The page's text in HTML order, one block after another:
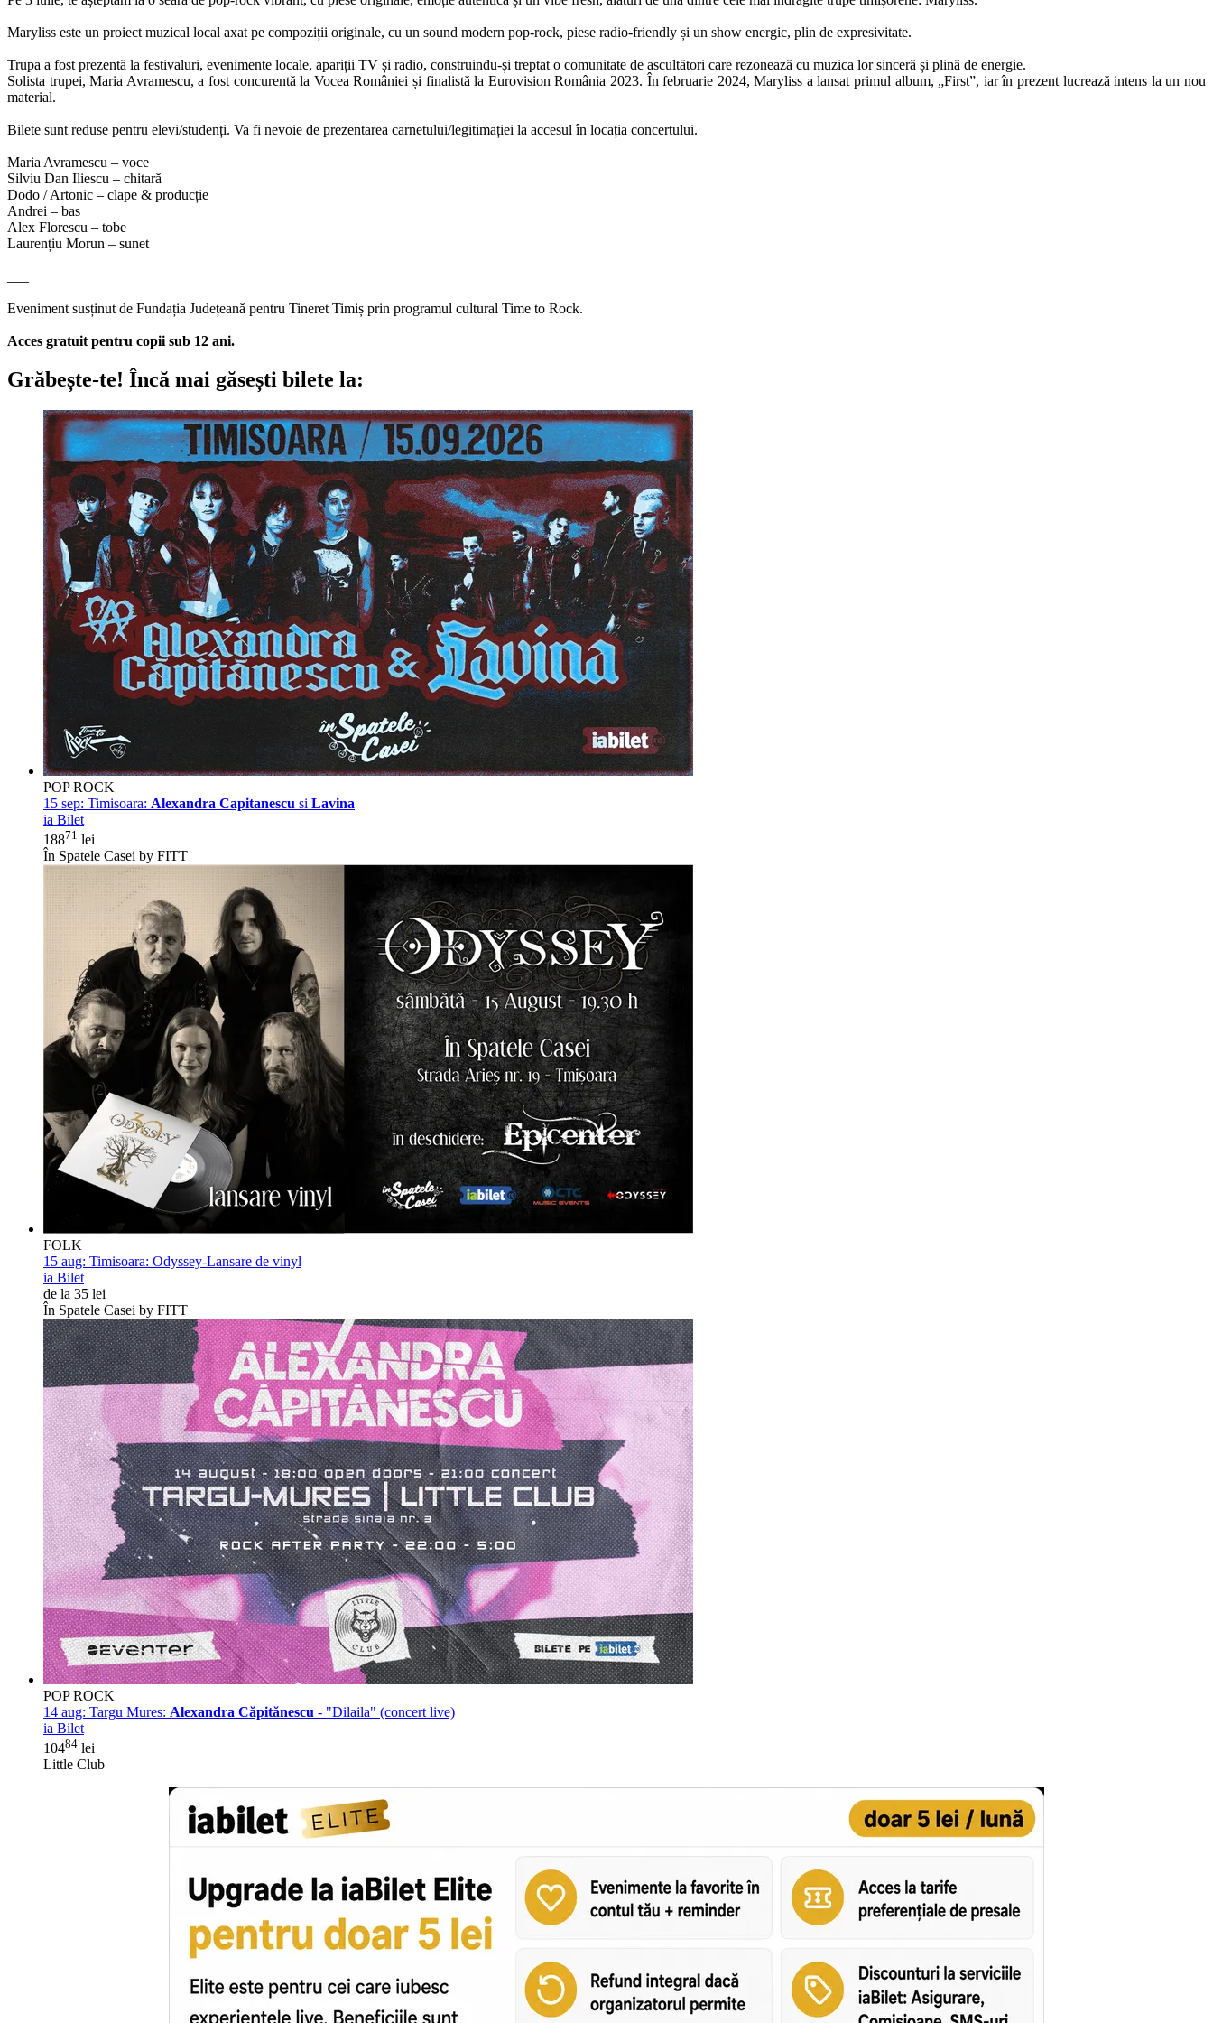
Maryliss este un proiect muzical local axat pe compoziții originale, cu un sound modern pop-rock, piese radio-friendly și un show energic, plin de expresivitate.
Trupa a fost prezentă la festivaluri, evenimente locale, apariții TV și radio, construindu-și treptat o comunitate de ascultători care rezonează cu muzica lor sinceră și plină de energie.
Solista trupei, Maria Avramescu, a fost concurentă la Vocea României și finalistă la Eurovision România 2023. În februarie 2024, Maryliss a lansat primul album, „First”, iar în prezent lucrează intens la un nou
material.
Bilete sunt reduse pentru elevi/studenți. Va fi nevoie de prezentarea carnetului/legitimației la accesul în locația concertului.
Maria Avramescu – voce
Silviu Dan Iliescu – chitară
Dodo / Artonic – clape & producție
Andrei – bas
Alex Florescu – tobe
Laurențiu Morun – sunet
Eveniment susținut de Fundația Județeană pentru Tineret Timiș prin programul cultural Time to Rock.
Acces gratuit pentru copii sub 12 ani.
Grăbește-te! Încă mai găsești bilete la:
POP ROCK
15 sep: Timisoara: Alexandra Capitanescu si Lavina
ia Bilet
18871 lei
În Spatele Casei by FITT
FOLK
15 aug: Timisoara: Odyssey-Lansare de vinyl
ia Bilet
de la 35 lei
În Spatele Casei by FITT
POP ROCK
14 aug: Targu Mures: Alexandra Căpitănescu - "Dilaila" (concert live)
ia Bilet
10484 lei
Little Club